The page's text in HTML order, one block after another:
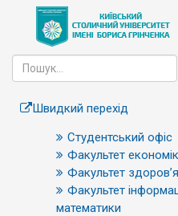
Швидкий перехід
Студентський офіс
Факультет
Факультет
Факультет
математики